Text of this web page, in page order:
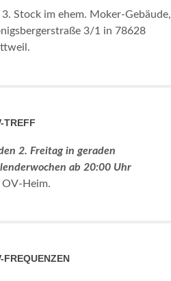
3. Stock im ehem. Moker-Gebäude,
3/1 in 78628
TREFF
2. Freitag in geraden
ab 20:00 Uhr
OV-Heim.
FREQUENZEN